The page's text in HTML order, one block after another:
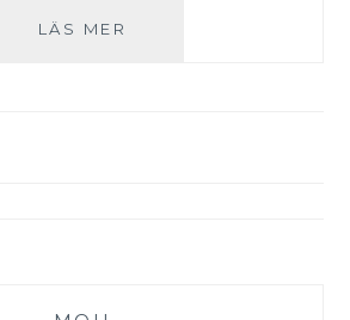
LÄS MER